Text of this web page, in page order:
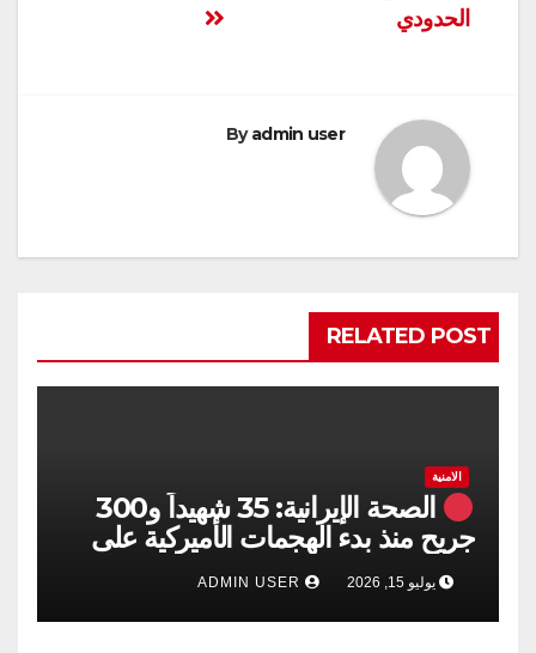
الحدودي
Byadmin user
RELATED POST
الامنية
الصحة الإيرانية: 35 شهيداً و300
جريح منذ بدء الهجمات الأميركية على
جنوبي البلاد
يوليو 15, 2026